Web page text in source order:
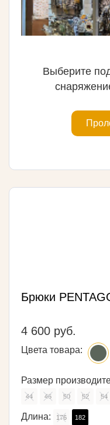
Выберите
Брюки
4 600 руб.
Цвета товара:
Размер
44 46 50 52 54
Длина: 176 182